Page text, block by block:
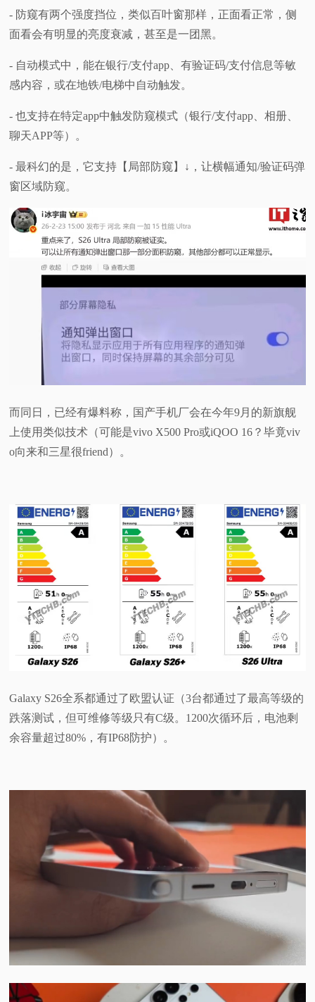
- 防窥有两个强度挡位，类似百叶窗那样，正面看正常，侧
面看会有明显的亮度衰减，甚至是一团黑。
- 自动模式中，能在银行/支付app、有验证码/支付信息等敏
感内容，或在地铁/电梯中自动触发。
- 也支持在特定app中触发防窥模式（银行/支付app、相册、
聊天APP等）。
- 最科幻的是，它支持【局部防窥】↓，让横幅通知/验证码弹
窗区域防窥。
而同日，已经有爆料称，国产手机厂会在今年9月的新旗舰
上使用类似技术（可能是vivo X500 Pro或iQOO 16？毕竟viv
o向来和三星很friend）。
Galaxy S26全系都通过了欧盟认证（3台都通过了最高等级的
跌落测试，但可维修等级只有C级。1200次循环后，电池剩
余容量超过80%，有IP68防护）。